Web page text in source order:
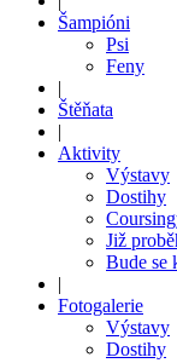
Šampióni
Psi
Feny
|
Štěňata
|
Aktivity
Výstavy
Dostihy
Již
Bude se
|
Fotogalerie
Výstavy
Dostihy